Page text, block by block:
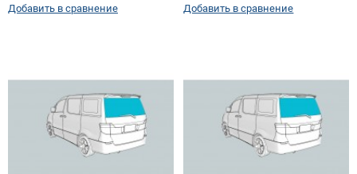
Добавить в сравнение Добавить в сравнение